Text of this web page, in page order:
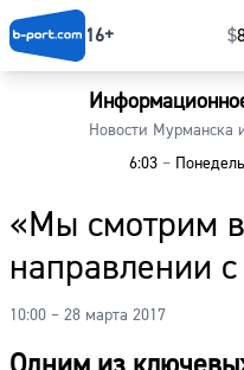
16+ $
Новости Мурманска
6:03 –
«Мы смотрим
направлении
10:00 – 28 марта 2017
Главная
Наши гости
Погода